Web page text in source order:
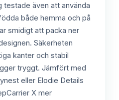
testade även att använda
både hemma och på
smidigt att packa ner
Säkerheten
kanter och stabil
tryggt. Jämfört med
eller Elodie Details
X mer